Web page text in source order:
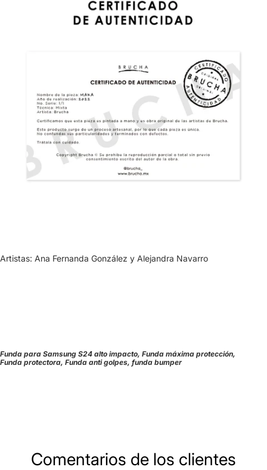
Artistas: Ana Fernanda González y Alejandra Navarro
Funda para Samsung S24 alto impacto, Funda máxima protección,
Funda protectora, Funda anti golpes, funda bumper
Comentarios de los clientes